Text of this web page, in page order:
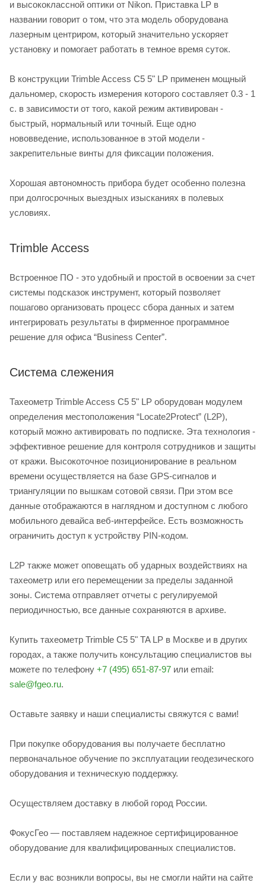
и высококлассной оптики от Nikon. Приставка LP в
названии говорит о том, что эта модель оборудована
лазерным центриром, который значительно ускоряет
установку и помогает работать в темное время суток.
В конструкции Trimble Access C5 5" LP применен мощный
дальномер, скорость измерения которого составляет 0.3 - 1
с. в зависимости от того, какой режим активирован -
быстрый, нормальный или точный. Еще одно
нововведение, использованное в этой модели -
закрепительные винты для фиксации положения.
Хорошая автономность прибора будет особенно полезна
при долгосрочных выездных изысканиях в полевых
условиях.
Trimble Access
Встроенное ПО - это удобный и простой в освоении за счет
системы подсказок инструмент, который позволяет
пошагово организовать процесс сбора данных и затем
интегрировать результаты в фирменное программное
решение для офиса “Business Center”.
Система слежения
Тахеометр Trimble Access C5 5" LP оборудован модулем
определения местоположения “Locate2Protect” (L2P),
который можно активировать по подписке. Эта технология -
эффективное решение для контроля сотрудников и защиты
от кражи. Высокоточное позиционирование в реальном
времени осуществляется на базе GPS-сигналов и
триангуляции по вышкам сотовой связи. При этом все
данные отображаются в наглядном и доступном с любого
мобильного девайса веб-интерфейсе. Есть возможность
ограничить доступ к устройству PIN-кодом.
L2P также может оповещать об ударных воздействиях на
тахеометр или его перемещении за пределы заданной
зоны. Система отправляет отчеты с регулируемой
периодичностью, все данные сохраняются в архиве.
Купить тахеометр Trimble C5 5" TA LP в Москве и в других
городах, а также получить консультацию специалистов вы
можете по телефону +7 (495) 651-87-97 или email:
sale@fgeo.ru.
Оставьте заявку и наши специалисты свяжутся с вами!
При покупке оборудования вы получаете бесплатно
первоначальное обучение по эксплуатации геодезического
оборудования и техническую поддержку.
Осуществляем доставку в любой город России.
ФокусГео — поставляем надежное сертифицированное
оборудование для квалифицированных специалистов.
Если у вас возникли вопросы, вы не смогли найти на сайте